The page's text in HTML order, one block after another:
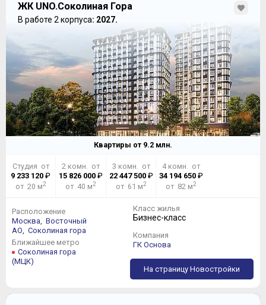
ЖК UNO.Соколиная Гора
В работе 2 корпуса: 2027.
Квартиры от 9.2 млн.
Студия от
9 233 120 ₽
от 20 м2
2 комн. от
15 826 000 ₽
от 40 м2
3 комн. от
22 447 500₽
от 61 м2
4 комн. от
34 194 650 ₽
от 82 м2
Расположение
Москва, Восточный
АО, Соколиная гора
Ближайшее метро
Соколиная гора
(МЦК)
Класс жилья
Бизнес-класс
Компания
ГК Основа
На страницу Новостройки